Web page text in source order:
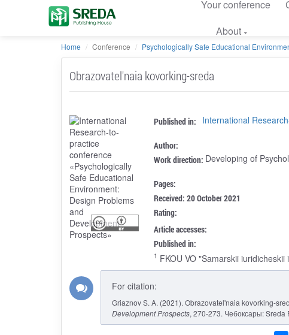
Your conference
About
Home Conference Psychologically Safe Educational
Obrazovatel'naia kovorking-sreda
Published in:
International
Author:
Work direction: Developing of
Pages:
Received: 20 October 2021
Rating:
Article accesses:
Published in:
1 FKOU VO "Samarskii
For citation:
Griaznov S. A. (2021). Obrazovatel'naia kovorking-
Development Prospects, 270-273. Чебоксары: Sreda